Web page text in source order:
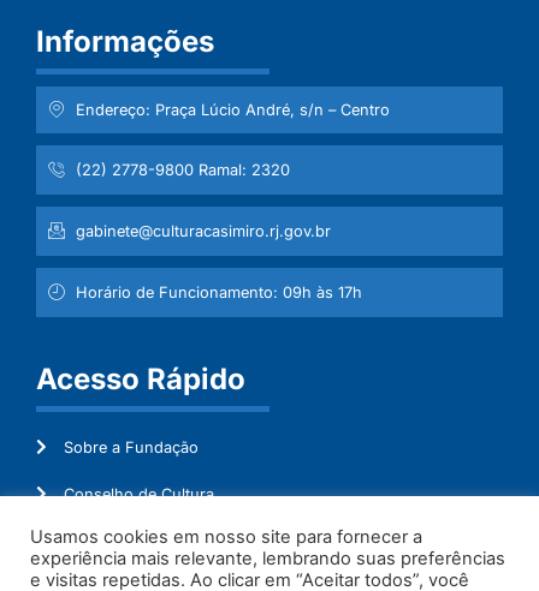
Informações
Endereço: Praça Lúcio André, s/n – Centro
(22) 2778-9800 Ramal: 2320
gabinete@culturacasimiro.rj.gov.br
Horário de Funcionamento: 09h às 17h
Acesso Rápido
Sobre a Fundação
Conselho de Cultura
Mapeamento Cultural
Usamos cookies em nosso site para fornecer a
experiência mais relevante, lembrando suas preferências
e visitas repetidas. Ao clicar em “Aceitar todos”, você